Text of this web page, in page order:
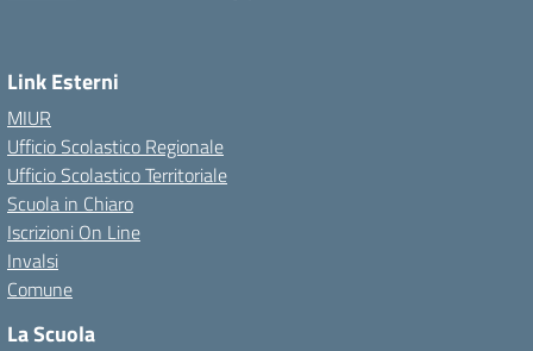
Link Esterni
MIUR
Ufficio Scolastico Regionale
Ufficio Scolastico Territoriale
Scuola in Chiaro
Iscrizioni On Line
Invalsi
Comune
La Scuola